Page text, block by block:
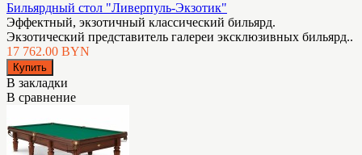
Бильярдный стол "Ливерпуль-Экзотик"
Эффектный, экзотичный классический бильярд.
Экзотический представитель галереи эксклюзивных бильярд..
17 762.00 BYN
В закладки
В сравнение